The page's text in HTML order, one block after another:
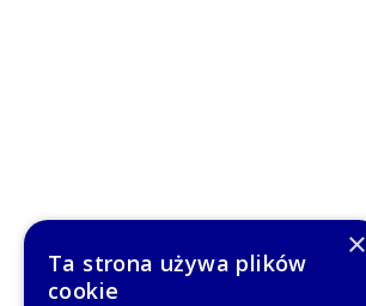
×
Ta strona używa plików
cookie